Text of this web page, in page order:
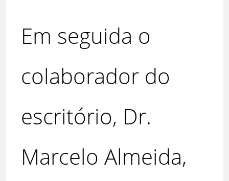
Em seguida o
colaborador do
escritório, Dr.
Marcelo Almeida,